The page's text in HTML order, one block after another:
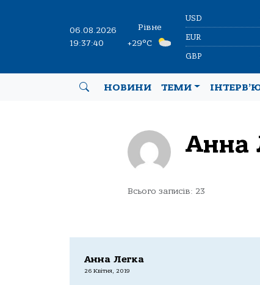
06.08.2026
19:37:41
Рівне
+29°C
USD
EUR
GBP
НОВИНИ ТЕМИ
Анна
Всього записів: 23
Анна Легка
26 Квітня, 2019